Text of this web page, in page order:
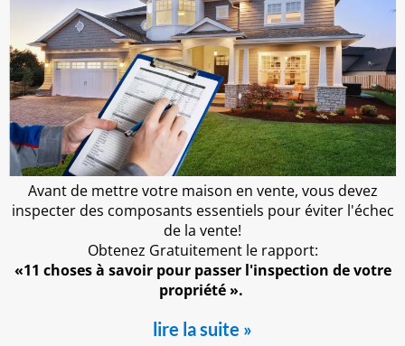
Avant de mettre votre maison en vente, vous devez
inspecter des composants essentiels pour éviter l'échec
de la vente!
Obtenez Gratuitement le rapport:
«11 choses à savoir pour passer l'inspection de votre
propriété ».
lire la suite »